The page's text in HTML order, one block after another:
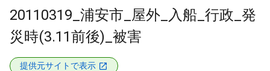
20110319_浦安市_屋外_入船_行政_発
災時(3.11前後)_被害
提供元サイトで表示